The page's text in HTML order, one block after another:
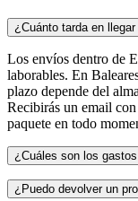
¿Cuánto tarda en
Los envíos dentro de
laborables. En
plazo depende del
Recibirás un email
paquete en todo
¿Cuáles son los
¿Puedo devolver un